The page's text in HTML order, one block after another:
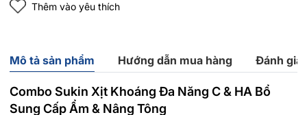
Thêm vào yêu thích
Mô tả sản phẩm Hướng dẫn mua hàng Đánh giá
Combo Sukin Xịt Khoáng Đa Năng C & HA Bổ
Sung Cấp Ẩm & Nâng Tông